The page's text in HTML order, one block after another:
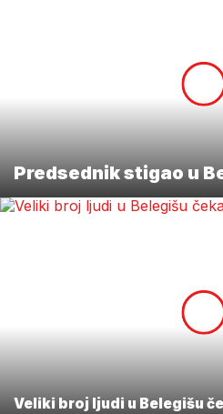
Predsednik stigao u
Veliki broj ljudi u Belegišu